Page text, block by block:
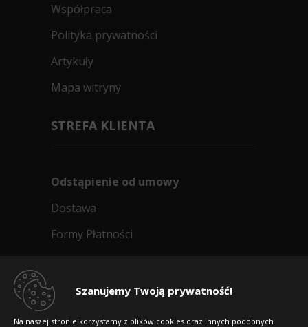
Szanujemy Twoją prywatność!
Na naszej stronie korzystamy z plików cookies oraz innych podobnych
Współpraca
Polityka prywatności
Artykuły
Mapa witryny
STREFA KLIENTA
Odstąpienie od umowy
Dostawa
Formy Płatności
Dlaczego warto kupić w 24opony.pl